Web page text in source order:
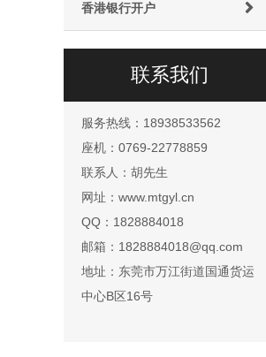
香港银行开户
联系我们
服务热线：18938533562
座机：0769-22778859
联系人：胡先生
网址：www.mtgyl.cn
QQ：1828884018
邮箱：1828884018@qq.com
地址：东莞市万江街道国通货运
中心B区16号